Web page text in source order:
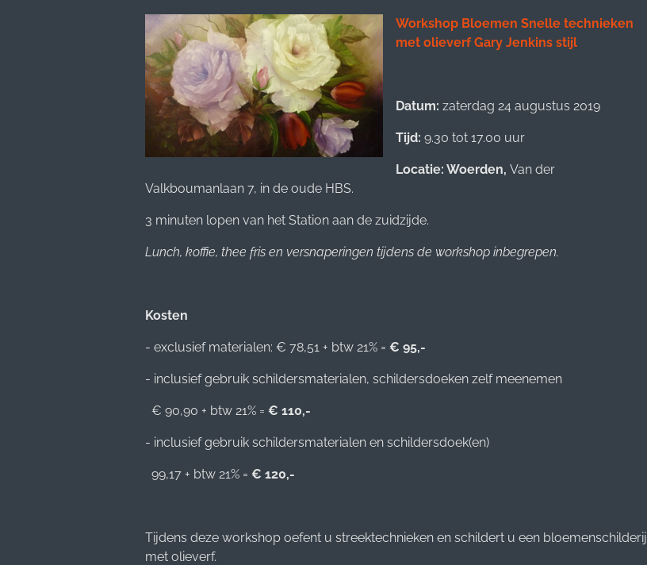
Workshop Bloemen Snelle technieken
met olieverf Gary Jenkins stijl
Datum: zaterdag 24 augustus 2019
Tijd: 9.30 tot 17.00 uur
Locatie: Woerden, Van der
Valkboumanlaan 7, in de oude HBS.
3 minuten lopen van het Station aan de zuidzijde.
Lunch, koffie, thee fris en versnaperingen tijdens de workshop inbegrepen.
Kosten
- exclusief materialen: € 78,51 + btw 21% = € 95,-
- inclusief gebruik schildersmaterialen, schildersdoeken zelf meenemen
€ 90,90 + btw 21% = € 110,-
- inclusief gebruik schildersmaterialen en schildersdoek(en)
99,17 + btw 21% = € 120,-
Tijdens deze workshop oefent u streektechnieken en schildert u een bloemenschilderij
met olieverf.